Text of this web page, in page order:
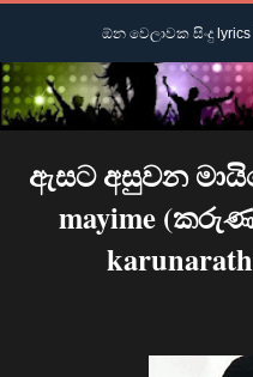
ඇසට අසුවන
mayime
ඕන වෙලාවක සිංදු